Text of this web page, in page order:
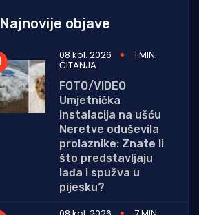
Najnovije objave
08 kol. 2026 1 MIN.
ČITANJA
FOTO/VIDEO
Umjetnička
instalacija na ušću
Neretve oduševila
prolaznike: Znate li
što predstavljaju
lađa i spužva u
pijesku?